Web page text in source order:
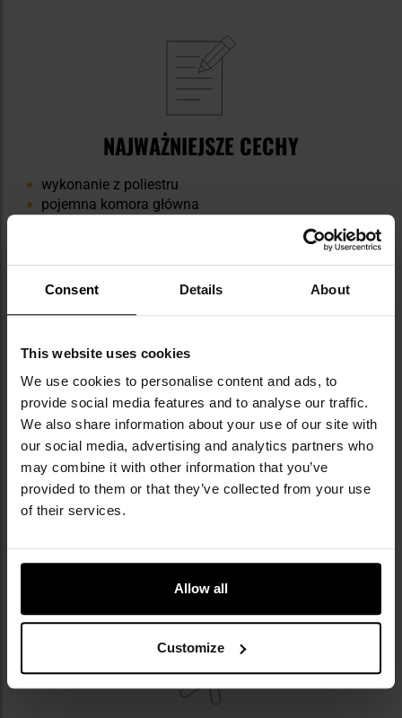
Consent Details About
This website uses cookies
We use cookies to personalise content and ads, to
provide social media features and to analyse our traffic.
We also share information about your use of our site with
our social media, advertising and analytics partners who
may combine it with other information that you’ve
provided to them or that they’ve collected from your use
of their services.
Allow all
Customize
NAJWAŻNIEJSZE CECHY
wykonanie z poliestru
pojemna komora główna
zamykanie na zamki błyskawiczne z pętlami
panele Velcro
kompatybilność z MOLLE/PALS